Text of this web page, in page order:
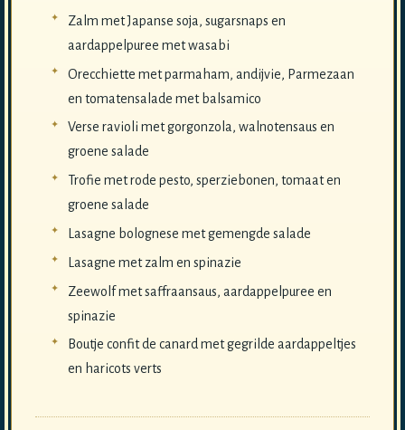
Zalm met Japanse soja, sugarsnaps en
aardappelpuree met wasabi
Orecchiette met parmaham, andijvie, Parmezaan
en tomatensalade met balsamico
Verse ravioli met gorgonzola, walnotensaus en
groene salade
Trofie met rode pesto, sperziebonen, tomaat en
groene salade
Lasagne bolognese met gemengde salade
Lasagne met zalm en spinazie
Zeewolf met saffraansaus, aardappelpuree en
spinazie
Boutje confit de canard met gegrilde aardappeltjes
en haricots verts